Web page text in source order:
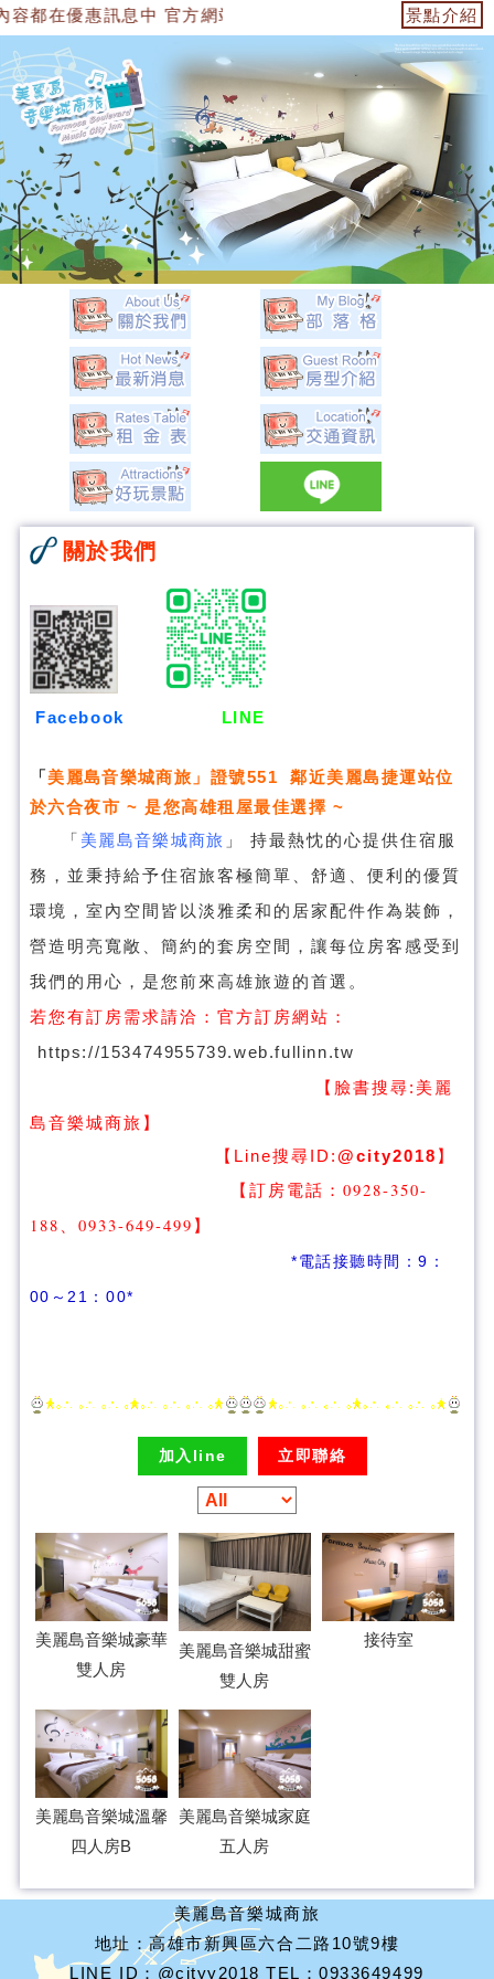
容都在優惠訊息中 官方網站：https:// 景點介紹
關於我們
Facebook LINE
「美麗島音樂城商旅 」證號551 鄰近美麗島捷運站位
於六合夜市 ~ 是您高雄租屋最佳選擇 ~
「 美麗島音樂城商旅 」 持最熱忱的心提供住宿服
務，並秉持給予住宿旅客極簡單、舒適、便利的優質
環境，室內空間皆以淡雅柔和的居家配件作為裝飾，
營造明亮寬敞、簡約的套房空間，讓每位房客感受到
我們的用心，是您前來高雄旅遊的首選。
若您有訂房需求請洽： 官方訂房網站：
https://153474955739.web.fullinn.tw
【臉書搜尋: 美麗
島音樂城商旅 】
【Line搜尋ID:@city2018 】
【訂房電話：0928-350-
188、0933-649-499 】
*電話接聽時間：9：
00～21：00*
加入line 立即聯絡
美麗島音樂城豪華
雙人房
美麗島音樂城甜蜜
雙人房
接待室
美麗島音樂城溫馨
四人房B
美麗島音樂城家庭
五人房
美麗島音樂城商旅
地址：高雄市新興區六合二路10號9樓
LINE ID：@cityy2018 TEL：0933649499